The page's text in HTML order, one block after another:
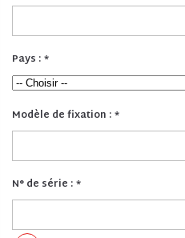
Pays :*
Modèle de fixation :*
N° de série :*